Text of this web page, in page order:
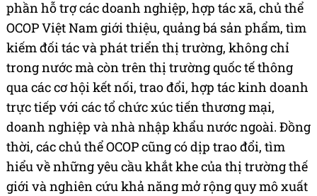
phần hỗ trợ các doanh nghiệp, hợp tác xã, chủ thể
OCOP Việt Nam giới thiệu, quảng bá sản phẩm, tìm
kiếm đối tác và phát triển thị trường, không chỉ
trong nước mà còn trên thị trường quốc tế thông
qua các cơ hội kết nối, trao đổi, hợp tác kinh doanh
trực tiếp với các tổ chức xúc tiến thương mại,
doanh nghiệp và nhà nhập khẩu nước ngoài. Đồng
thời, các chủ thể OCOP cũng có dịp trao đổi, tìm
hiểu về những yêu cầu khắt khe của thị trường thế
giới và nghiên cứu khả năng mở rộng quy mô xuất